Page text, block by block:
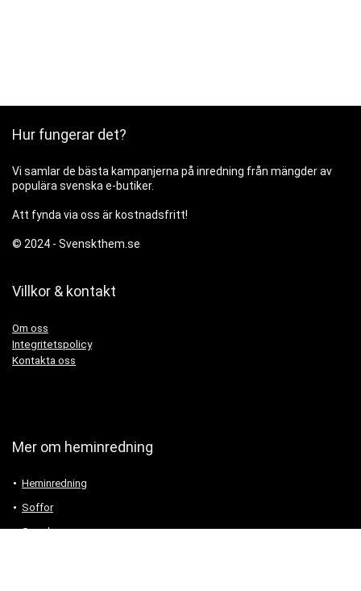
Hur fungerar det?
Vi samlar de bästa kampanjerna på inredning från mängder av
populära svenska e-butiker.
Att fynda via oss är kostnadsfritt!
© 2024 - Svenskthem.se
Villkor & kontakt
Om oss
Integritetspolicy
Kontakta oss
Mer om heminredning
Heminredning
Soffor
Speglar